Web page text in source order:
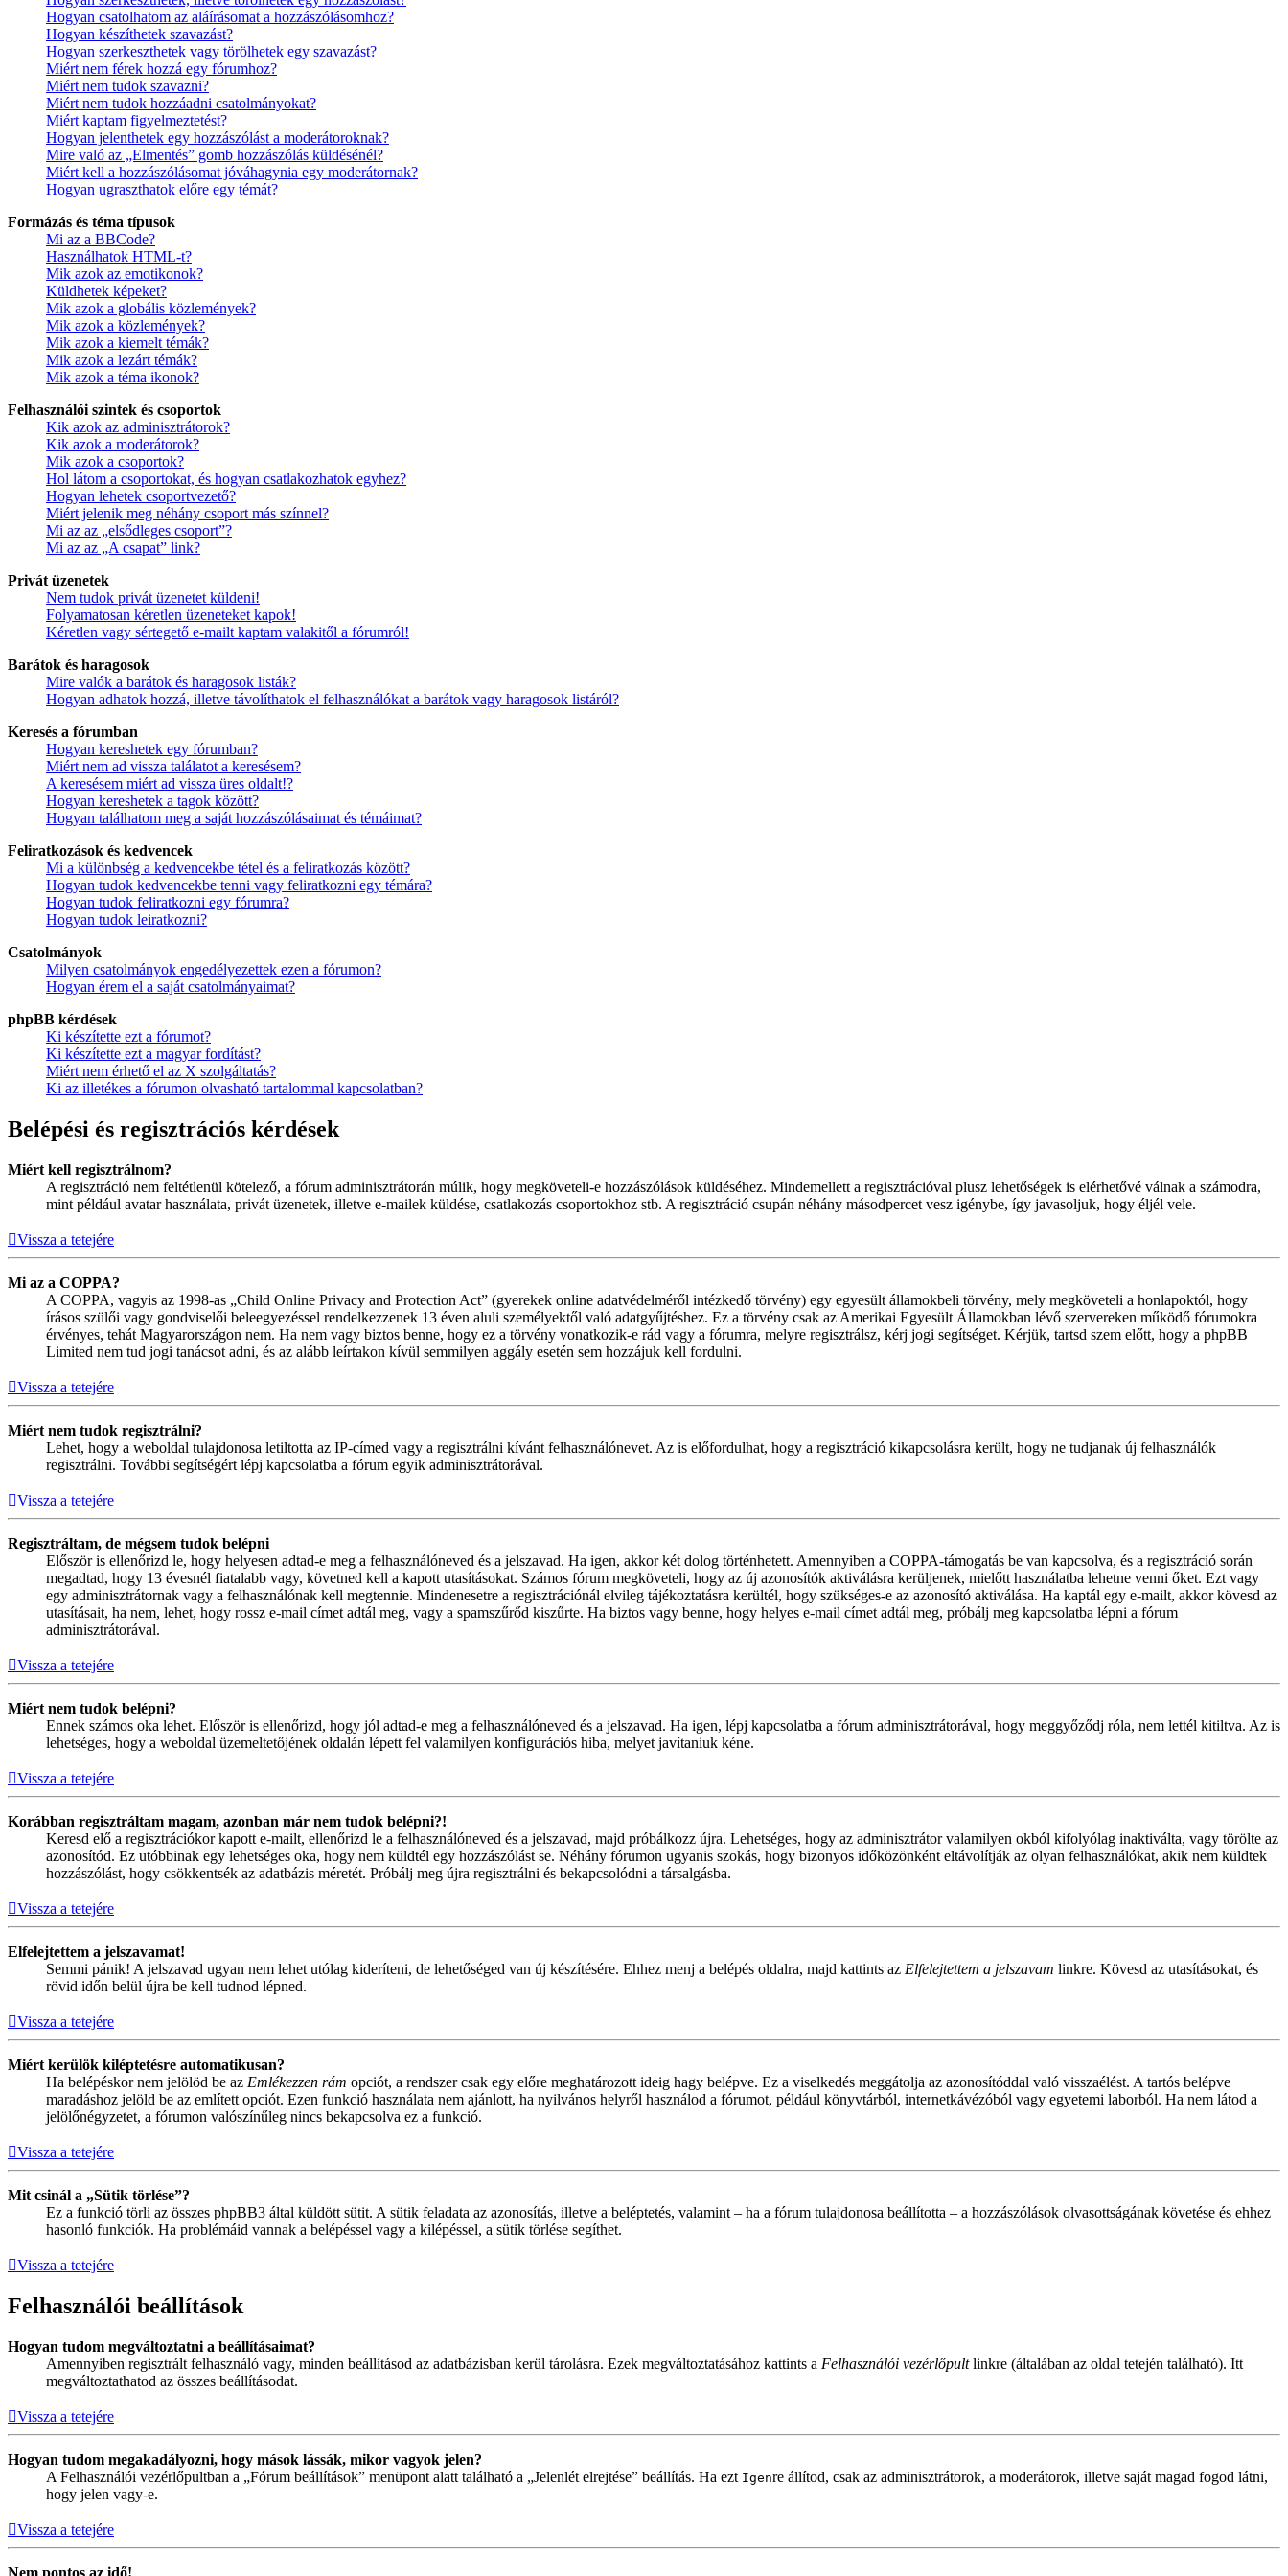
Hogyan csatolhatom az aláírásomat a hozzászólásomhoz?
Hogyan készíthetek szavazást?
Hogyan szerkeszthetek vagy törölhetek egy szavazást?
Miért nem férek hozzá egy fórumhoz?
Miért nem tudok szavazni?
Miért nem tudok hozzáadni csatolmányokat?
Miért kaptam figyelmeztetést?
Hogyan jelenthetek egy hozzászólást a moderátoroknak?
Mire való az „Elmentés” gomb hozzászólás küldésénél?
Miért kell a hozzászólásomat jóváhagynia egy moderátornak?
Hogyan ugraszthatok előre egy témát?
Formázás és téma típusok
Mi az a BBCode?
Használhatok HTML-t?
Mik azok az emotikonok?
Küldhetek képeket?
Mik azok a globális közlemények?
Mik azok a közlemények?
Mik azok a kiemelt témák?
Mik azok a lezárt témák?
Mik azok a téma ikonok?
Felhasználói szintek és csoportok
Kik azok az adminisztrátorok?
Kik azok a moderátorok?
Mik azok a csoportok?
Hol látom a csoportokat, és hogyan csatlakozhatok egyhez?
Hogyan lehetek csoportvezető?
Miért jelenik meg néhány csoport más színnel?
Mi az az „elsődleges csoport”?
Mi az az „A csapat” link?
Privát üzenetek
Nem tudok privát üzenetet küldeni!
Folyamatosan kéretlen üzeneteket kapok!
Kéretlen vagy sértegető e-mailt kaptam valakitől a fórumról!
Barátok és haragosok
Mire valók a barátok és haragosok listák?
Hogyan adhatok hozzá, illetve távolíthatok el felhasználókat a barátok vagy haragosok listáról?
Keresés a fórumban
Hogyan kereshetek egy fórumban?
Miért nem ad vissza találatot a keresésem?
A keresésem miért ad vissza üres oldalt!?
Hogyan kereshetek a tagok között?
Hogyan találhatom meg a saját hozzászólásaimat és témáimat?
Feliratkozások és kedvencek
Mi a különbség a kedvencekbe tétel és a feliratkozás között?
Hogyan tudok kedvencekbe tenni vagy feliratkozni egy témára?
Hogyan tudok feliratkozni egy fórumra?
Hogyan tudok leiratkozni?
Csatolmányok
Milyen csatolmányok engedélyezettek ezen a fórumon?
Hogyan érem el a saját csatolmányaimat?
phpBB kérdések
Ki készítette ezt a fórumot?
Ki készítette ezt a magyar fordítást?
Miért nem érhető el az X szolgáltatás?
Ki az illetékes a fórumon olvasható tartalommal kapcsolatban?
Belépési és regisztrációs kérdések
Miért kell regisztrálnom?
A regisztráció nem feltétlenül kötelező, a fórum adminisztrátorán múlik, hogy megköveteli-e hozzászólások küldéséhez. Mindemellett a regisztrációval plusz lehetőségek is elérhetővé válnak a számodra,
mint például avatar használata, privát üzenetek, illetve e-mailek küldése, csatlakozás csoportokhoz stb. A regisztráció csupán néhány másodpercet vesz igénybe, így javasoljuk, hogy éljél vele.
Vissza a tetejére
Mi az a COPPA?
A COPPA, vagyis az 1998-as „Child Online Privacy and Protection Act” (gyerekek online adatvédelméről intézkedő törvény) egy egyesült államokbeli törvény, mely megköveteli a honlapoktól, hogy
írásos szülői vagy gondviselői beleegyezéssel rendelkezzenek 13 éven aluli személyektől való adatgyűjtéshez. Ez a törvény csak az Amerikai Egyesült Államokban lévő szervereken működő fórumokra
érvényes, tehát Magyarországon nem. Ha nem vagy biztos benne, hogy ez a törvény vonatkozik-e rád vagy a fórumra, melyre regisztrálsz, kérj jogi segítséget. Kérjük, tartsd szem előtt, hogy a phpBB
Limited nem tud jogi tanácsot adni, és az alább leírtakon kívül semmilyen aggály esetén sem hozzájuk kell fordulni.
Vissza a tetejére
Miért nem tudok regisztrálni?
Lehet, hogy a weboldal tulajdonosa letiltotta az IP-címed vagy a regisztrálni kívánt felhasználónevet. Az is előfordulhat, hogy a regisztráció kikapcsolásra került, hogy ne tudjanak új felhasználók
regisztrálni. További segítségért lépj kapcsolatba a fórum egyik adminisztrátorával.
Vissza a tetejére
Regisztráltam, de mégsem tudok belépni
Először is ellenőrizd le, hogy helyesen adtad-e meg a felhasználóneved és a jelszavad. Ha igen, akkor két dolog történhetett. Amennyiben a COPPA-támogatás be van kapcsolva, és a regisztráció során
megadtad, hogy 13 évesnél fiatalabb vagy, követned kell a kapott utasításokat. Számos fórum megköveteli, hogy az új azonosítók aktiválásra kerüljenek, mielőtt használatba lehetne venni őket. Ezt vagy
egy adminisztrátornak vagy a felhasználónak kell megtennie. Mindenesetre a regisztrációnál elvileg tájékoztatásra kerültél, hogy szükséges-e az azonosító aktiválása. Ha kaptál egy e-mailt, akkor kövesd az
utasításait, ha nem, lehet, hogy rossz e-mail címet adtál meg, vagy a spamszűrőd kiszűrte. Ha biztos vagy benne, hogy helyes e-mail címet adtál meg, próbálj meg kapcsolatba lépni a fórum
adminisztrátorával.
Vissza a tetejére
Miért nem tudok belépni?
Ennek számos oka lehet. Először is ellenőrizd, hogy jól adtad-e meg a felhasználóneved és a jelszavad. Ha igen, lépj kapcsolatba a fórum adminisztrátorával, hogy meggyőződj róla, nem lettél kitiltva. Az is
lehetséges, hogy a weboldal üzemeltetőjének oldalán lépett fel valamilyen konfigurációs hiba, melyet javítaniuk kéne.
Vissza a tetejére
Korábban regisztráltam magam, azonban már nem tudok belépni?!
Keresd elő a regisztrációkor kapott e-mailt, ellenőrizd le a felhasználóneved és a jelszavad, majd próbálkozz újra. Lehetséges, hogy az adminisztrátor valamilyen okból kifolyólag inaktiválta, vagy törölte az
azonosítód. Ez utóbbinak egy lehetséges oka, hogy nem küldtél egy hozzászólást se. Néhány fórumon ugyanis szokás, hogy bizonyos időközönként eltávolítják az olyan felhasználókat, akik nem küldtek
hozzászólást, hogy csökkentsék az adatbázis méretét. Próbálj meg újra regisztrálni és bekapcsolódni a társalgásba.
Vissza a tetejére
Elfelejtettem a jelszavamat!
Semmi pánik! A jelszavad ugyan nem lehet utólag kideríteni, de lehetőséged van új készítésére. Ehhez menj a belépés oldalra, majd kattints az Elfelejtettem a jelszavam linkre. Kövesd az utasításokat, és
rövid időn belül újra be kell tudnod lépned.
Vissza a tetejére
Miért kerülök kiléptetésre automatikusan?
Ha belépéskor nem jelölöd be az Emlékezzen rám opciót, a rendszer csak egy előre meghatározott ideig hagy belépve. Ez a viselkedés meggátolja az azonosítóddal való visszaélést. A tartós belépve
maradáshoz jelöld be az említett opciót. Ezen funkció használata nem ajánlott, ha nyilvános helyről használod a fórumot, például könyvtárból, internetkávézóból vagy egyetemi laborból. Ha nem látod a
jelölőnégyzetet, a fórumon valószínűleg nincs bekapcsolva ez a funkció.
Vissza a tetejére
Mit csinál a „Sütik törlése”?
Ez a funkció törli az összes phpBB3 által küldött sütit. A sütik feladata az azonosítás, illetve a beléptetés, valamint – ha a fórum tulajdonosa beállította – a hozzászólások olvasottságának követése és ehhez
hasonló funkciók. Ha problémáid vannak a belépéssel vagy a kilépéssel, a sütik törlése segíthet.
Vissza a tetejére
Felhasználói beállítások
Hogyan tudom megváltoztatni a beállításaimat?
Amennyiben regisztrált felhasználó vagy, minden beállításod az adatbázisban kerül tárolásra. Ezek megváltoztatásához kattints a Felhasználói vezérlőpultlinkre (általában az oldal tetején található). Itt
megváltoztathatod az összes beállításodat.
Vissza a tetejére
Hogyan tudom megakadályozni, hogy mások lássák, mikor vagyok jelen?
A Felhasználói vezérlőpultban a „Fórum beállítások” menüpont alatt található a „Jelenlét elrejtése” beállítás. Ha ezt Igenre állítod, csak az adminisztrátorok, a moderátorok, illetve saját magad fogod látni,
hogy jelen vagy-e.
Vissza a tetejére